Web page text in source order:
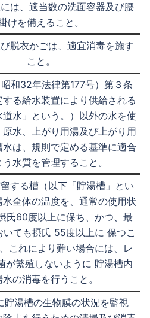
は、適当数の洗面容器及び腰
けを備えること。
脱衣かごは、適宜消毒を施す
こと。
和32年法律第177号）第３条
る給水装置により供給される
水」という。）以外の水を使
原水、上がり用湯及び上がり用
は、規則で定める基準に適合
水質を管理すること。
する槽（以下「貯湯槽」とい
水全体の温度を、通常の使用状
氏60度以上に保ち、かつ、最
いても摂氏 55度以上に 保つこ
これにより難い場合には、レ
が繁殖しないように 貯湯槽内
の消毒を行うこと。
貯湯槽の生物膜の状況を監視